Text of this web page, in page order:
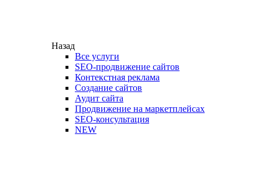
Назад
Все услуги
SEO-продвижение сайтов
Контекстная реклама
Создание сайтов
Аудит сайта
Продвижение на маркетплейсах
SEO-консультация
NEW